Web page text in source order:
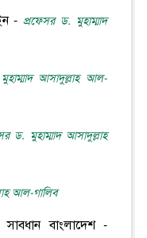
-প্রফেসর ড. মুহাম্মাদ
আসাদুল্লাহ আল-
ড. মুহাম্মাদ আসাদুল্লাহ
আল-গালিব
বাংলাদেশ -